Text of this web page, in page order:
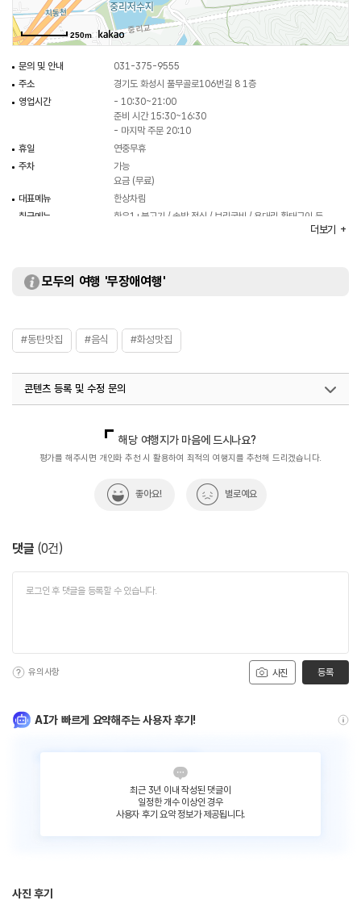
250m
문의 및 안내
031-375-9555
주소
경기도 화성시 풀무골로106번길 8 1층
영업시간
- 10:30~21:00
준비 시간 15:30~16:30
- 마지막 주문 20:10
휴일
연중무휴
주차
가능
요금 (무료)
대표메뉴
한상차림
취급메뉴
한우1+불고기 / 솥밥 정식 / 보리굴비 / 용대리 황태구이 등
더보기
모두의 여행 '무장애여행'
#동탄맛집 #음식 #화성맛집
콘텐츠 등록 및 수정 문의
해당 여행지가 마음에 드시나요?
평가를 해주시면 개인화 추천 시 활용하여 최적의 여행지를 추천해 드리겠습니다.
좋아요! 별로예요
댓글 (0건)
사진
유의사항 등록
AI가 빠르게 요약해주는 사용자 후기!
최근 3년 이내 작성된 댓글이
일정한 개수 이상인 경우
사용자 후기 요약 정보가 제공됩니다.
사진 후기